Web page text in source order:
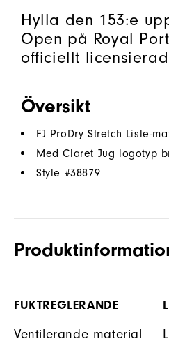
Hylla den 153:e
Open på Royal
officiellt
Översikt
FJ ProDry Stretch Lisle-
Med Claret Jug logotyp
Style #38879
FUKTREGLERANDE
Ventilerande material